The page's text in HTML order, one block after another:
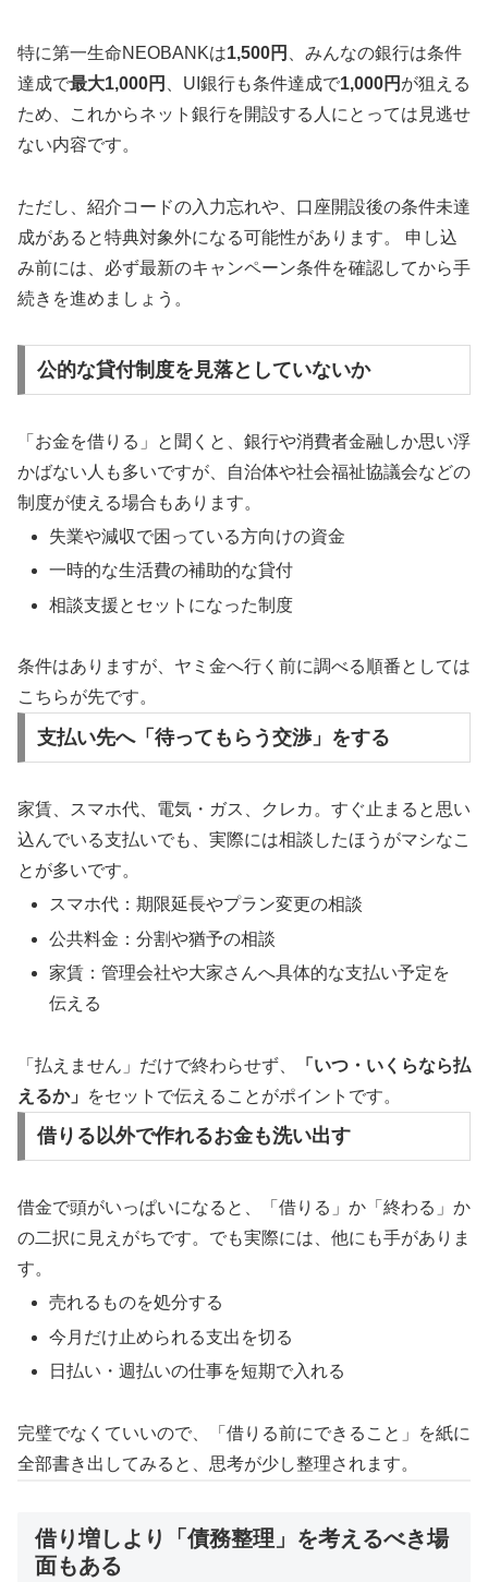
特に第一生命NEOBANKは1,500円
、みんなの銀行は条件
達成で最大1,000円 、UI銀行も条件達成で1,000円 が狙える
ため、これからネット銀行を開設する人にとっては見逃せ
ない内容です。
ただし、紹介コードの入力忘れや、口座開設後の条件未達
成があると特典対象外になる可能性があります。 申し込
み前には、必ず最新のキャンペーン条件を確認してから手
続きを進めましょう。
公的な貸付制度を見落としていないか
「お金を借りる」と聞くと、銀行や消費者金融しか思い浮
かばない人も多いですが、自治体や社会福祉協議会などの
制度が使える場合もあります。
失業や減収で困っている方向けの資金
一時的な生活費の補助的な貸付
相談支援とセットになった制度
条件はありますが、ヤミ金へ行く前に調べる順番としては
こちらが先です。
支払い先へ「待ってもらう交渉」をする
家賃、スマホ代、電気・ガス、クレカ。すぐ止まると思い
込んでいる支払いでも、実際には相談したほうがマシなこ
とが多いです。
スマホ代：期限延長やプラン変更の相談
公共料金：分割や猶予の相談
家賃：管理会社や大家さんへ具体的な支払い予定を
伝える
「払えません」だけで終わらせず、
「いつ・いくらなら払
えるか」
をセットで伝えることがポイントです。
借りる以外で作れるお金も洗い出す
借金で頭がいっぱいになると、「借りる」か「終わる」か
の二択に見えがちです。でも実際には、他にも手がありま
す。
売れるものを処分する
今月だけ止められる支出を切る
日払い・週払いの仕事を短期で入れる
完璧でなくていいので、「借りる前にできること」を紙に
全部書き出してみると、思考が少し整理されます。
借り増しより「債務整理」を考えるべき場
面もある